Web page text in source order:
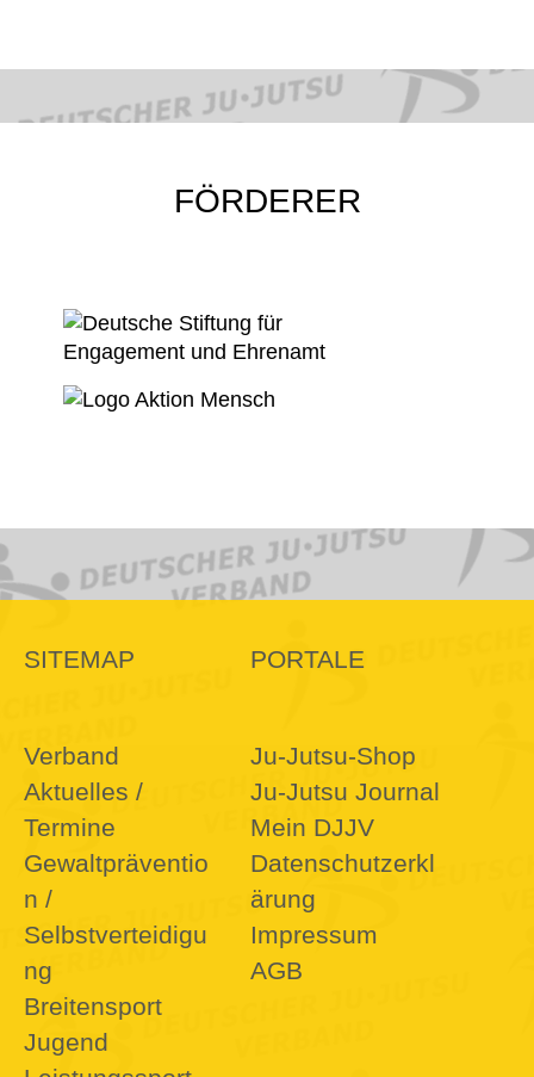
FÖRDERER
SITEMAP
Verband
Aktuelles /
Termine
Gewaltpräventio
n /
Selbstverteidigu
ng
Breitensport
Jugend
PORTALE
Ju-Jutsu-Shop
Ju-Jutsu Journal
Mein DJJV
Datenschutzerkl
ärung
Impressum
AGB